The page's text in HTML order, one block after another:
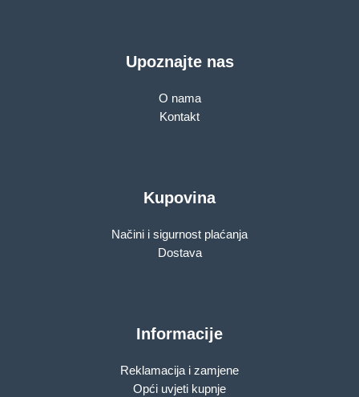
Upoznajte nas
O nama
Kontakt
Kupovina
Načini i sigurnost plaćanja
Dostava
Informacije
Reklamacija i zamjene
Opći uvjeti kupnje